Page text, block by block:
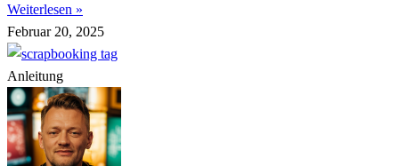
Weiterlesen »
Februar 20, 2025
Anleitung